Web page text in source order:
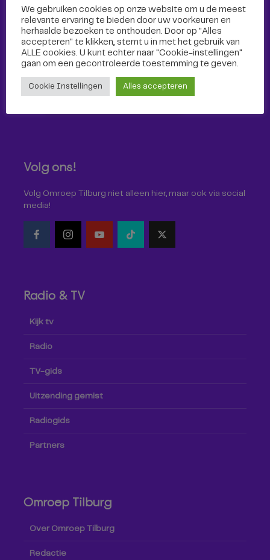
Volg ons!
Volg Omroep Tilburg niet alleen hier, maar ook via social
media!
Radio & TV
Kijk tv
Radio
TV-gids
Uitzending gemist
Radiogids
Partners
Omroep Tilburg
Over Omroep Tilburg
Redactie
We gebruiken cookies op onze website om u de meest
relevante ervaring te bieden door uw voorkeuren en
herhaalde bezoeken te onthouden. Door op "Alles
accepteren" te klikken, stemt u in met het gebruik van
ALLE cookies. U kunt echter naar "Cookie-instellingen"
gaan om een ​​gecontroleerde toestemming te geven.
Cookie Instellingen Alles accepteren